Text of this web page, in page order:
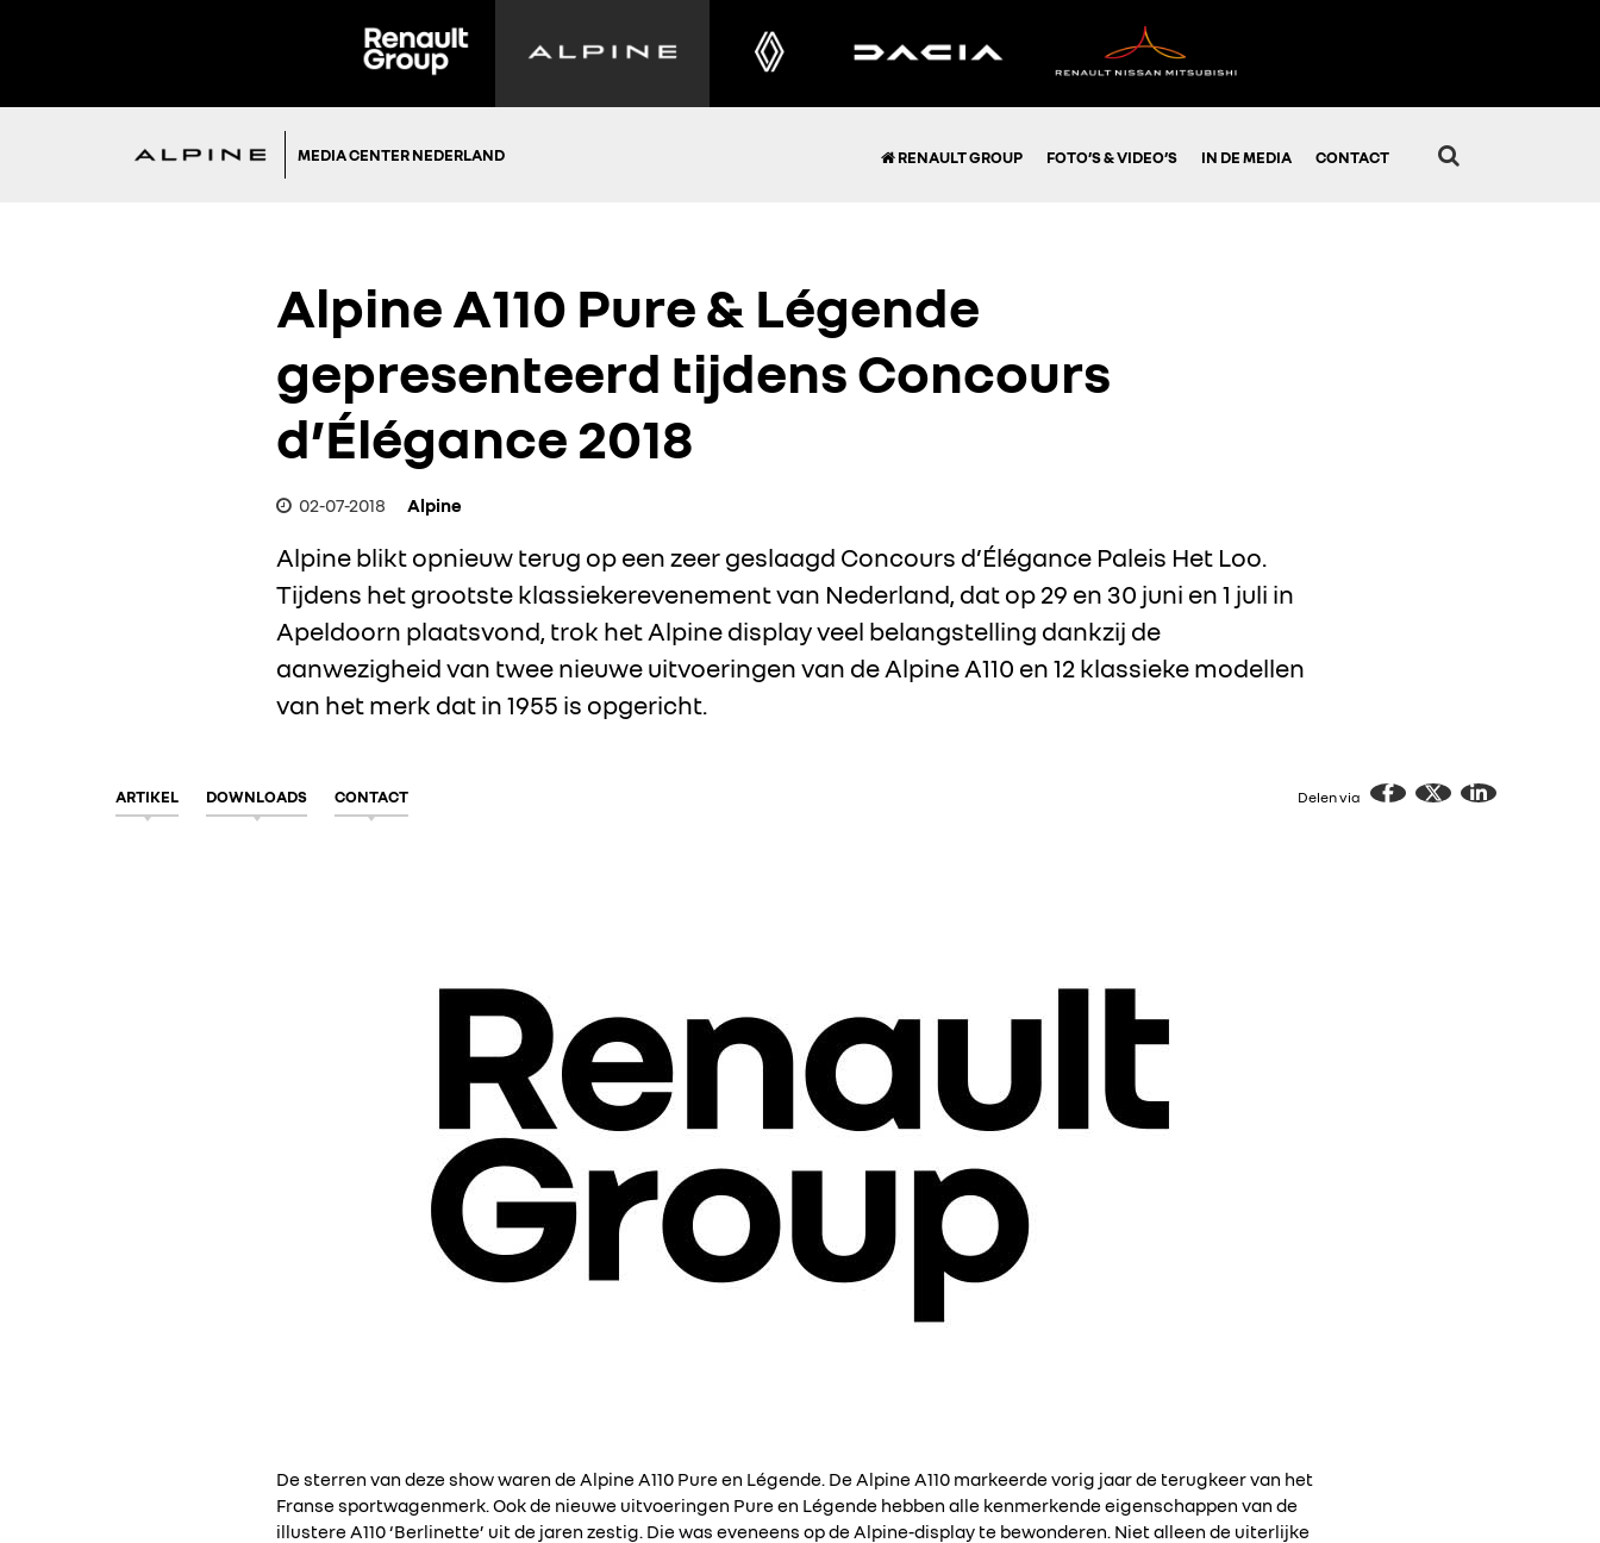
MEDIA CENTER NEDERLAND RENAULT GROUP FOTO’S & VIDEO’S IN DE MEDIA CONTACT
Alpine A110 Pure & Légende
gepresenteerd tijdens Concours
d’Élégance 2018
02-07-2018 Alpine
Alpine blikt opnieuw terug op een zeer geslaagd Concours d’Élégance Paleis Het Loo.
Tijdens het grootste klassiekerevenement van Nederland, dat op 29 en 30 juni en 1 juli in
Apeldoorn plaatsvond, trok het Alpine display veel belangstelling dankzij de
aanwezigheid van twee nieuwe uitvoeringen van de Alpine A110 en 12 klassieke modellen
van het merk dat in 1955 is opgericht.
ARTIKEL DOWNLOADS CONTACT Delen via
De sterren van deze show waren de Alpine A110 Pure en Légende. De Alpine A110 markeerde vorig jaar de terugkeer van het
Franse sportwagenmerk. Ook de nieuwe uitvoeringen Pure en Légende hebben alle kenmerkende eigenschappen van de
illustere A110 ‘Berlinette’ uit de jaren zestig. Die was eveneens op de Alpine-display te bewonderen. Niet alleen de uiterlijke